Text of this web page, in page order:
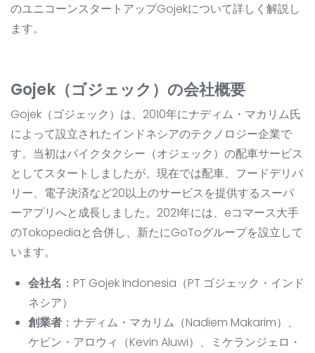
のユニコーンスタートアップGojekについて詳しく解説し
ます。
Gojek（ゴジェック）の会社概要
Gojek（ゴジェック）は、2010年にナディム・マカリム氏
によって設立されたインドネシアのテクノロジー企業で
す。当初はバイクタクシー（オジェック）の配車サービス
としてスタートしましたが、現在では配車、フードデリバ
リー、電子決済など20以上のサービスを提供するスーパ
ーアプリへと成長しました。2021年には、eコマース大手
のTokopediaと合併し、新たにGoToグループを設立して
います。
会社名 ：PT Gojek Indonesia（PT ゴジェック・インド
ネシア）
創業者 ：ナディム・マカリム（Nadiem Makarim）、
ケビン・アロウィ（Kevin Aluwi）、ミケランジェロ・